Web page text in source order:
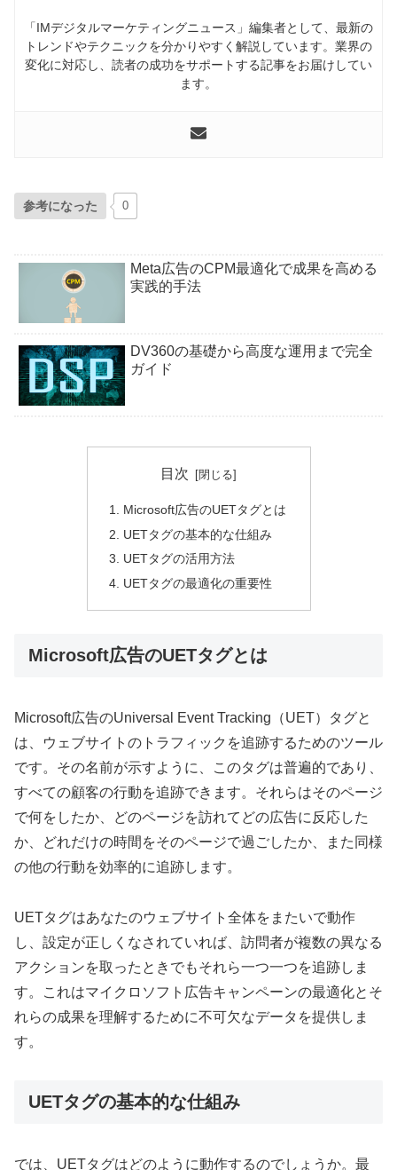
「IMデジタルマーケティングニュース」編集者として、最新の
トレンドやテクニックを分かりやすく解説しています。業界の
変化に対応し、読者の成功をサポートする記事をお届けしてい
ます。
参考になった 0
Meta広告のCPM最適化で成果を高める
実践的手法
DV360の基礎から高度な運用まで完全
ガイド
目次
Microsoft広告のUETタグとは
UETタグの基本的な仕組み
UETタグの活用方法
UETタグの最適化の重要性
Microsoft広告のUETタグとは
Microsoft広告のUniversal Event Tracking（UET）タグと
は、ウェブサイトのトラフィックを追跡するためのツール
です。その名前が示すように、このタグは普遍的であり、
すべての顧客の行動を追跡できます。それらはそのページ
で何をしたか、どのページを訪れてどの広告に反応した
か、どれだけの時間をそのページで過ごしたか、また同様
の他の行動を効率的に追跡します。
UETタグはあなたのウェブサイト全体をまたいで動作
し、設定が正しくなされていれば、訪問者が複数の異なる
アクションを取ったときでもそれら一つ一つを追跡しま
す。これはマイクロソフト広告キャンペーンの最適化とそ
れらの成果を理解するために不可欠なデータを提供しま
す。
UETタグの基本的な仕組み
では、UETタグはどのように動作するのでしょうか。最